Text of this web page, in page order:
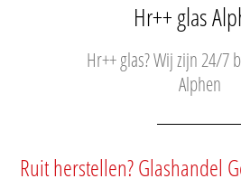
Hr++ glas
Hr++ glas? Wij zijn 24/7
Alphen
Ruit herstellen? Glashandel